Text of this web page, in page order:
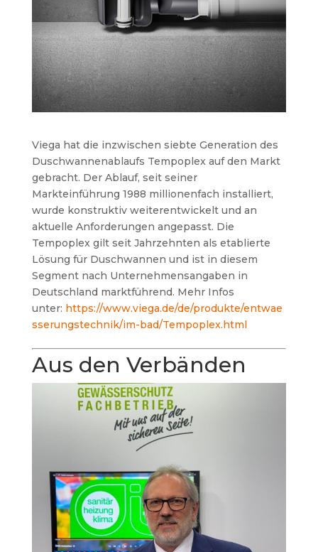
Viega hat die inzwischen siebte Generation des
Duschwannenablaufs Tempoplex auf den Markt
gebracht. Der Ablauf, seit seiner
Markteinführung 1988 millionenfach installiert,
wurde konstruktiv weiterentwickelt und an
aktuelle Anforderungen angepasst. Die
Tempoplex gilt seit Jahrzehnten als etablierte
Lösung für Duschwannen und ist in diesem
Segment nach Unternehmensangaben in
Deutschland marktführend. Mehr Infos
unter: https://www.viega.de/de/produkte/entwae
sserungstechnik/im-bad/Tempoplex.html
Aus den Verbänden